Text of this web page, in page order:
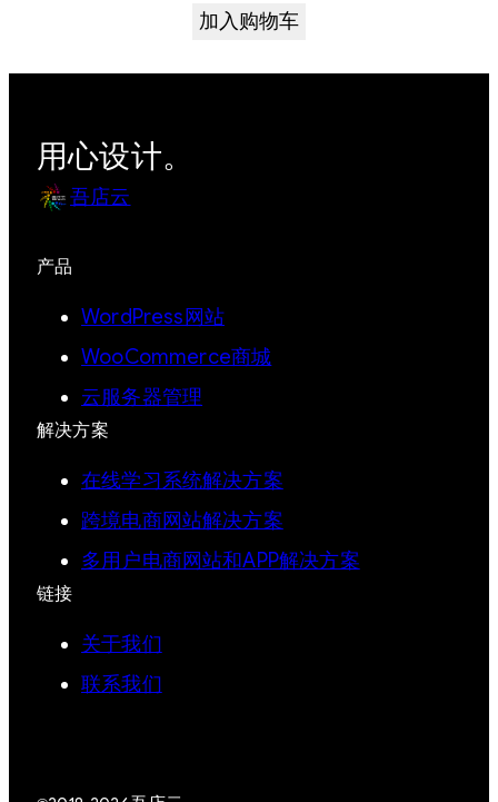
价
加入购物车
用心设计。
吾店云
产品
WordPress网站
WooCommerce商城
云服务器管理
解决方案
在线学习系统解决方案
跨境电商网站解决方案
多用户电商网站和APP解决方案
链接
关于我们
联系我们